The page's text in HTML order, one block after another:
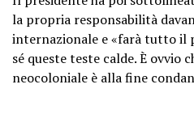
la propria responsabilità
internazionale e «farà tutto il
sé queste teste calde. È ovvio
neocoloniale è alla fine